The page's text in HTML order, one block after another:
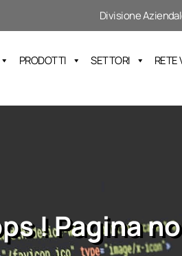
Divisione
PRODOTTI SETTORI RETE
! Pagina